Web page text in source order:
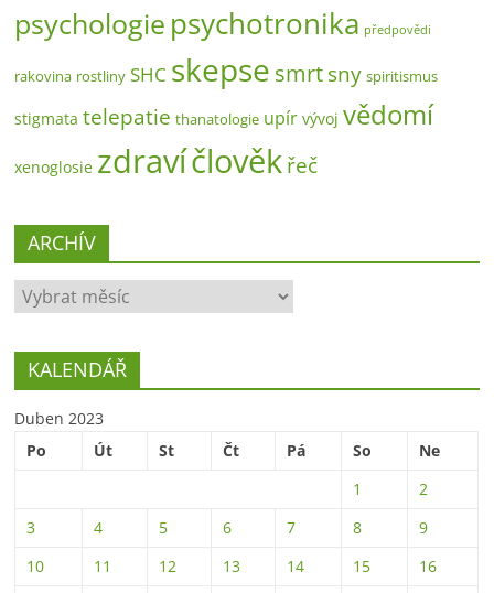
psychologie psychotronika předpovědi
rakovina rostliny SHC skepse smrtsny spiritismus
stigmata telepatie thanatologie upír vývoj vědomí
xenoglosie zdravíčlověkřeč
ARCHÍV
ARCHÍV
KALENDÁŘ
Duben 2023
Po
Út St Čt Pá So
Ne
1
2
3
4 5 6 7 8
9
10
11 12 13 14 15
16